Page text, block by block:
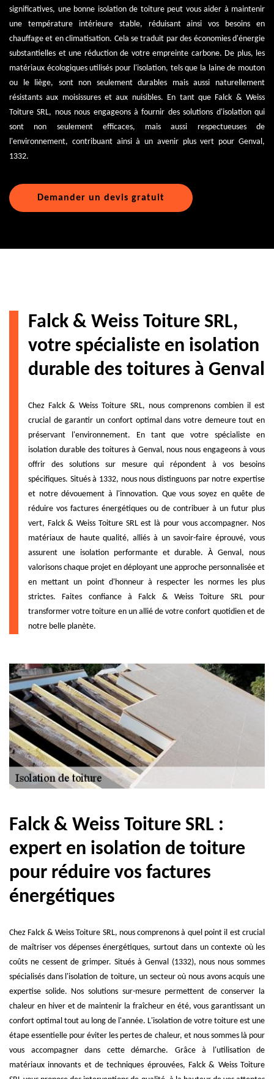
significatives, une bonne isolation de toiture peut vous aider à maintenir
une température intérieure stable, réduisant ainsi vos besoins en
chauffage et en climatisation. Cela se traduit par des économies d'énergie
substantielles et une réduction de votre empreinte carbone. De plus, les
matériaux écologiques utilisés pour l'isolation, tels que la laine de mouton
ou le liège, sont non seulement durables mais aussi naturellement
résistants aux moisissures et aux nuisibles. En tant que Falck & Weiss
Toiture SRL, nous nous engageons à fournir des solutions d'isolation qui
sont non seulement efficaces, mais aussi respectueuses de
l'environnement, contribuant ainsi à un avenir plus vert pour Genval,
1332.
Demander un devis gratuit
Falck & Weiss Toiture SRL,
votre spécialiste en isolation
durable des toitures à Genval
Chez Falck & Weiss Toiture SRL, nous comprenons combien il est
crucial de garantir un confort optimal dans votre demeure tout en
préservant l'environnement. En tant que votre spécialiste en
isolation durable des toitures à Genval, nous nous engageons à vous
offrir des solutions sur mesure qui répondent à vos besoins
spécifiques. Situés à 1332, nous nous distinguons par notre expertise
et notre dévouement à l'innovation. Que vous soyez en quête de
réduire vos factures énergétiques ou de contribuer à un futur plus
vert, Falck & Weiss Toiture SRL est là pour vous accompagner. Nos
matériaux de haute qualité, alliés à un savoir-faire éprouvé, vous
assurent une isolation performante et durable. À Genval, nous
valorisons chaque projet en déployant une approche personnalisée et
en mettant un point d'honneur à respecter les normes les plus
strictes. Faites confiance à Falck & Weiss Toiture SRL pour
transformer votre toiture en un allié de votre confort quotidien et de
notre belle planète.
Falck & Weiss Toiture SRL :
expert en isolation de toiture
pour réduire vos factures
énergétiques
Chez Falck & Weiss Toiture SRL, nous comprenons à quel point il est crucial
de maîtriser vos dépenses énergétiques, surtout dans un contexte où les
coûts ne cessent de grimper. Situés à Genval (1332), nous nous sommes
spécialisés dans l'isolation de toiture, un secteur où nous avons acquis une
expertise solide. Nos solutions sur-mesure permettent de conserver la
chaleur en hiver et de maintenir la fraîcheur en été, vous garantissant un
confort optimal tout au long de l'année. L'isolation de votre toiture est une
étape essentielle pour éviter les pertes de chaleur, et nous sommes là pour
vous accompagner dans cette démarche. Grâce à l'utilisation de
matériaux innovants et de techniques éprouvées, Falck & Weiss Toiture